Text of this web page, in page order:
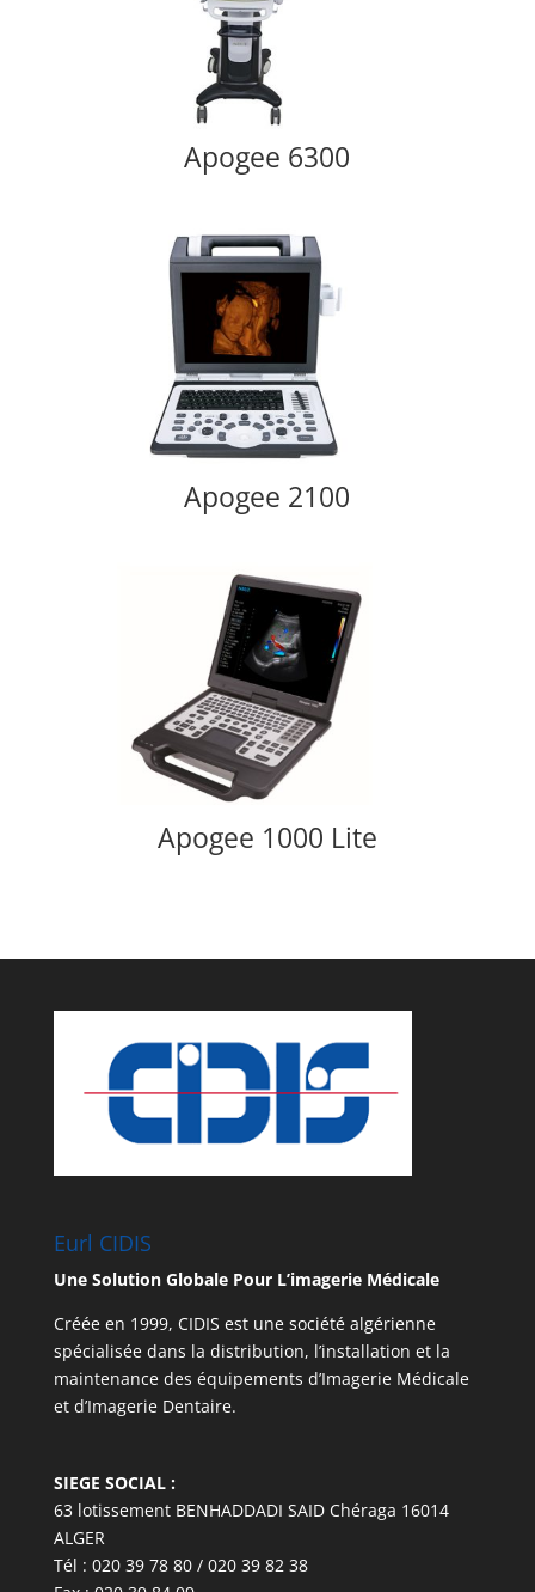
Apogee 6300
Apogee 2100
Apogee 1000 Lite
Eurl CIDIS
Une Solution Globale Pour L’imagerie Médicale
Créée en 1999, CIDIS est une société algérienne
spécialisée dans la distribution, l’installation et la
maintenance des équipements d’Imagerie Médicale
et d’Imagerie Dentaire.
SIEGE SOCIAL :
63 lotissement BENHADDADI SAID Chéraga 16014
ALGER
Tél : 020 39 78 80 / 020 39 82 38